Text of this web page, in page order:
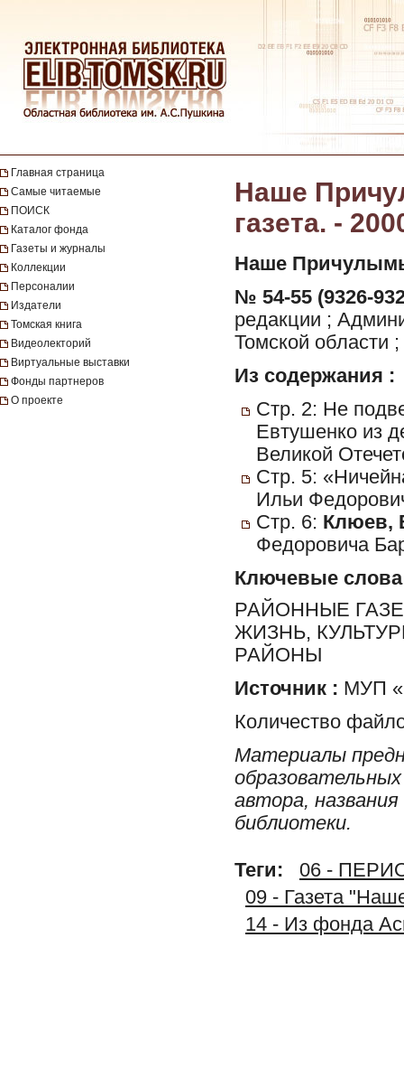
Главная страница
Самые читаемые
ПОИСК
Каталог фонда
Газеты и журналы
Коллекции
Персоналии
Издатели
Томская книга
Видеолекторий
Виртуальные выставки
Фонды партнеров
О проекте
Наше
газета. -
Наше
№ 54-55 (9326-
редакции ;
Томской области
Из содержания :
Стр. 2: Не
Евтушенко из
Великой
Стр. 5:
Ильи
Стр. 6: Клюев,
Федоровича
Ключевые слова
РАЙОННЫЕ
ЖИЗНЬ,
РАЙОНЫ
Источник : МУП
Количество
Материалы
автора,
библиотеки.
Теги:
06 -
09 - Газета
14 - Из фонда